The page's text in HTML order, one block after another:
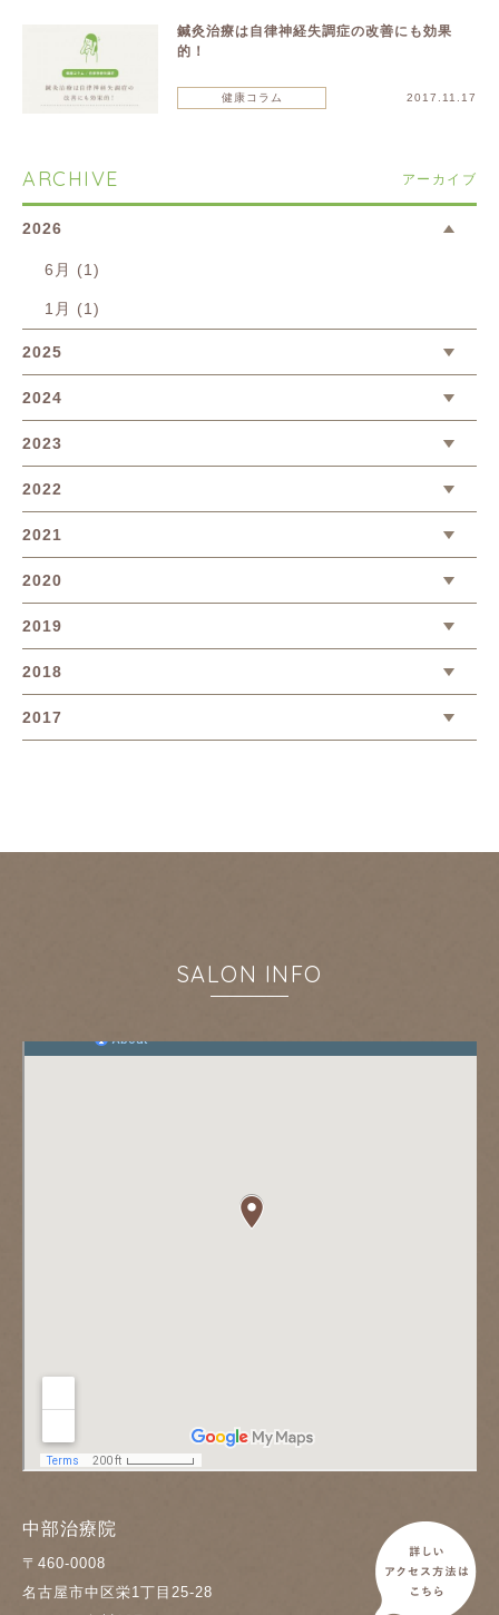
鍼灸治療は自律神経失調症の改善にも効果
的！
健康コラム 2017.11.17
ARCHIVE アーカイブ
2026
6月 (1)
1月 (1)
2025
2024
2023
2022
2021
2020
2019
2018
2017
SALON INFO
中部治療院
〒460-0008
名古屋市中区栄1丁目25-28